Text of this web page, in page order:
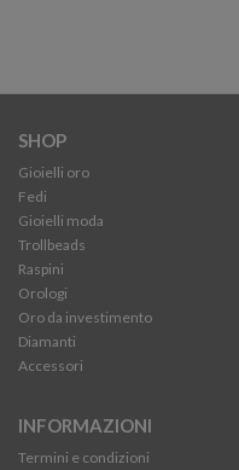
SHOP
Gioielli oro
Fedi
Gioielli moda
Trollbeads
Raspini
Orologi
Oro da investimento
Diamanti
Accessori
INFORMAZIONI
Termini e condizioni